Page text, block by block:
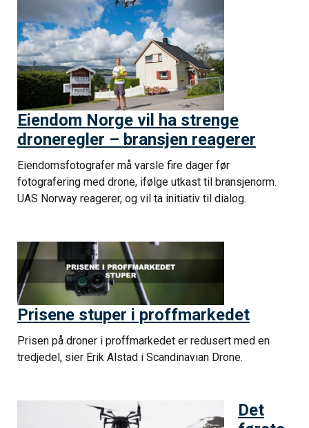
Eiendom Norge vil ha strenge
droneregler – bransjen reagerer
Eiendomsfotografer må varsle fire dager før
fotografering med drone, ifølge utkast til bransjenorm.
UAS Norway reagerer, og vil ta initiativ til dialog.
Prisene stuper i proffmarkedet
Prisen på droner i proffmarkedet er redusert med en
tredjedel, sier Erik Alstad i Scandinavian Drone.
Det